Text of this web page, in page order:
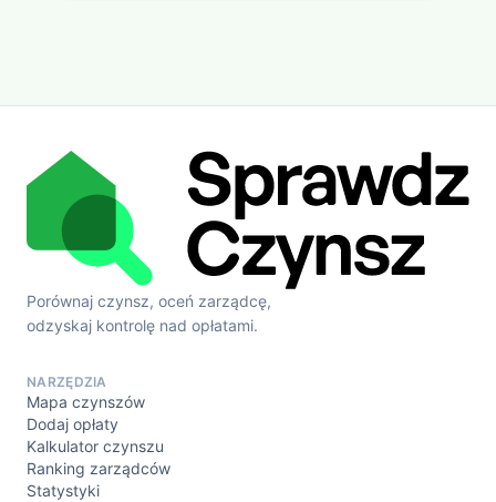
Porównaj czynsz, oceń zarządcę,
odzyskaj kontrolę nad opłatami.
NARZĘDZIA
Mapa czynszów
Dodaj opłaty
Kalkulator czynszu
Ranking zarządców
Statystyki